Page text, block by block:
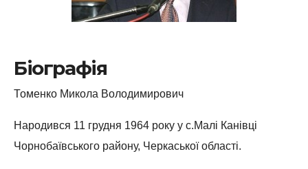
Біографія
Томенко Микола Володимирович
Народився 11 грудня 1964 року у с.Малі Канівці
Чорнобаївського району, Черкаської області.